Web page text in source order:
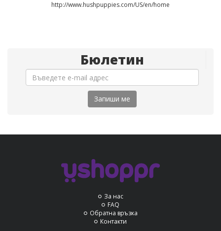
http://www.hushpuppies.com/US/en/home
Бюлетин
Запиши ме
За нас
FAQ
Обратна връзка
Контакти